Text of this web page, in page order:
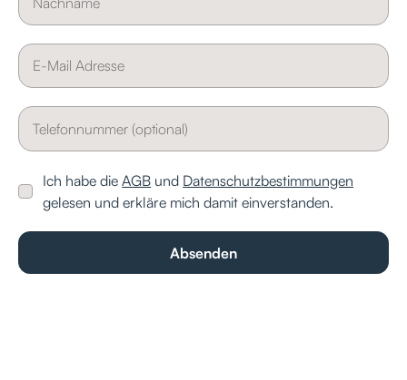
Ich habe dieAGB und Datenschutzbestimmungen
gelesen und erkläre mich damit einverstanden.